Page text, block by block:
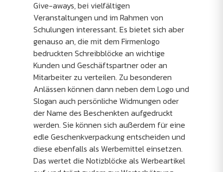
Give-aways, bei vielfältigen
Veranstaltungen und im Rahmen von
Schulungen interessant. Es bietet sich aber
genauso an, die mit dem Firmenlogo
bedruckten Schreibblöcke an wichtige
Kunden und Geschäftspartner oder an
Mitarbeiter zu verteilen. Zu besonderen
Anlässen können dann neben dem Logo und
Slogan auch persönliche Widmungen oder
der Name des Beschenkten aufgedruckt
werden. Sie können sich außerdem für eine
edle Geschenkverpackung entscheiden und
diese ebenfalls als Werbemittel einsetzen.
Das wertet die Notizblöcke als Werbeartikel